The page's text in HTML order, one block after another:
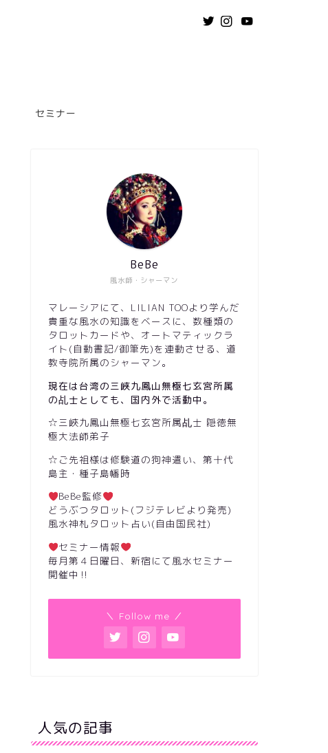
セミナー
風水師・シャーマン
BeBe
マレーシアにて、LILIAN TOOより学んだ
貴重な風水の知識をベースに、数種類の
タロットカードや、オートマティックラ
イト(自動書記/御筆先)を連動させる、道
教寺院所属のシャーマン。
現在は台湾の三峽九鳳山無極七玄宮所属
の乩士としても、国内外で活動中。
☆三峽九鳳山無極七玄宮所属乩士 隠徳無
極大法師弟子
☆ご先祖様は修験道の狗神遣い、第十代
島主・種子島幡時
BeBe監修
どうぶつタロット(フジテレビより発売)
風水神札タロット占い(自由国民社)
セミナー情報
毎月第４日曜日、新宿にて風水セミナー
開催中‼︎
＼ Follow me ／
人気の記事